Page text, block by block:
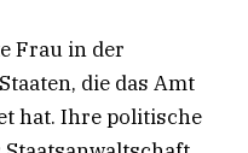
Frau in der
die das Amt
hat. Ihre politische